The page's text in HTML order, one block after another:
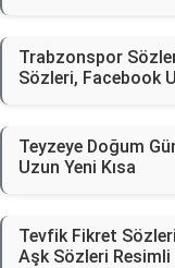
Trabzonspor
Sözleri, Facebook
Teyzeye Doğum
Uzun Yeni Kısa
Tevfik Fikret
Aşk Sözleri Resimli